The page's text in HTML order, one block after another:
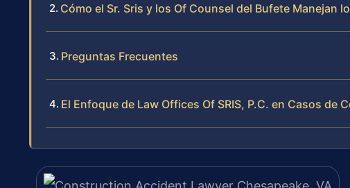
Cómo el Sr. Sris y los Of Counsel del Bufete Manejan
Preguntas Frecuentes
El Enfoque de Law Offices Of SRIS, P.C. en Casos de